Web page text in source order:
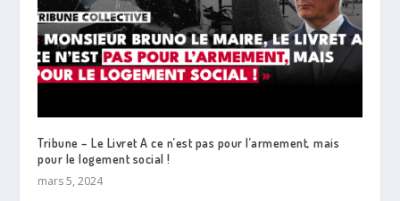
Tribune – Le Livret A ce n’est pas pour l’armement, mais
pour le logement social !
mars 5, 2024